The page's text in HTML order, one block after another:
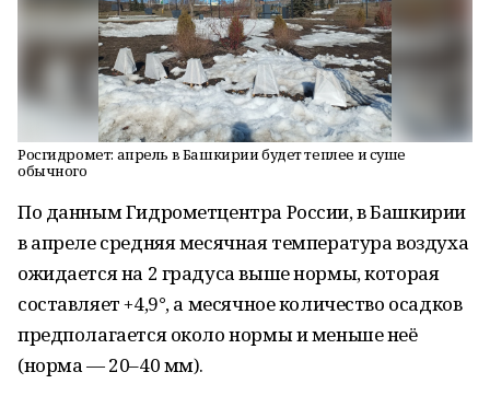
Росгидромет: апрель в Башкирии будет теплее и суше
обычного
По данным Гидрометцентра России, в Башкирии
в апреле средняя месячная температура воздуха
ожидается на 2 градуса выше нормы, которая
составляет +4,9°, а месячное количество осадков
предполагается около нормы и меньше неё
(норма — 20–40 мм).